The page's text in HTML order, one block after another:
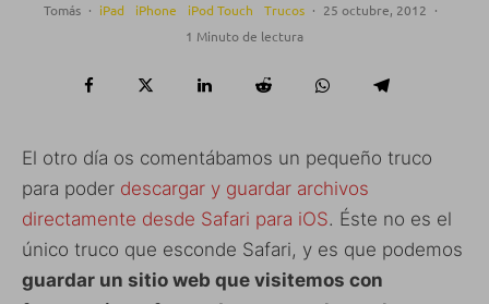
Tomás · iPad iPhone iPod Touch Trucos · 25 octubre, 2012 ·
1 Minuto de lectura
El otro día os comentábamos un pequeño truco
para poder descargar y guardar archivos
directamente desde Safari para iOS. Éste no es el
único truco que esconde Safari, y es que podemos
guardar un sitio web que visitemos con